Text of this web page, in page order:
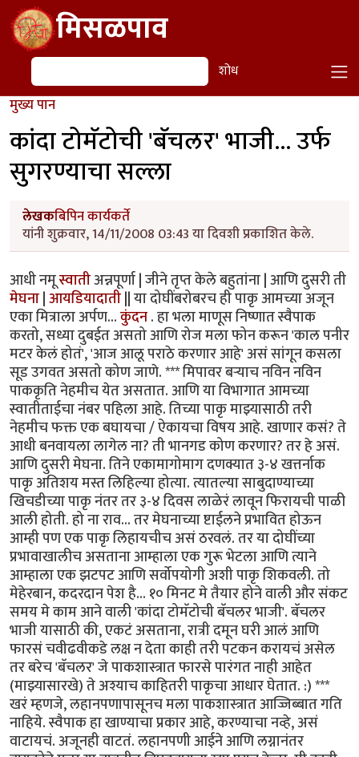
Skip to main contentमिसळपाव
शोध शोध
मुख्य पान
कांदा टोमॅटोची 'बॅचलर' भाजी... उर्फ
सुगरण्याचा सल्ला
लेखकबिपिन कार्यकर्ते
यांनी शुक्रवार, 14/11/2008 03:43 या दिवशी प्रकाशित केले.
आधी नमूस्वातीअन्नपूर्णा | जीने तृप्त केले बहुतांना | आणि दुसरी ती
मेघना|आयडियादाती|| या दोघींबरोबरच ही पाकृ आमच्या अजून
एका मित्राला अर्पण...कुंदन. हा भला माणूस निष्णात स्वैपाक
करतो, सध्या दुबईत असतो आणि रोज मला फोन करून 'काल पनीर
मटर केलं होतं', 'आज आलू पराठे करणार आहे' असं सांगून कसला
सूड उगवत असतो कोण जाणे. *** मिपावर बर्‍याच नविन नविन
पाककृति नेहमीच येत असतात. आणि या विभागात आमच्या
स्वातीताईचा नंबर पहिला आहे. तिच्या पाकृ माझ्यासाठी तरी
नेहमीच फक्त एक बघायचा / ऐकायचा विषय आहे. खाणार कसं? ते
आधी बनवायला लागेल ना? ती भानगड कोण करणार? तर हे असं.
आणि दुसरी मेघना. तिने एकामागोमाग दणक्यात ३-४ खत्तर्नाक
पाकृ अतिशय मस्त लिहिल्या होत्या. त्यातल्या साबुदाण्याच्या
खिचडीच्या पाकृ नंतर तर ३-४ दिवस लाळेरं लावून फिरायची पाळी
आली होती. हो ना राव... तर मेघनाच्या ष्टाईलने प्रभावित होऊन
आम्ही पण एक पाकृ लिहायचीच असं ठरवलं. तर या दोघींच्या
प्रभावाखालीच असताना आम्हाला एक गुरू भेटला आणि त्याने
आम्हाला एक झटपट आणि सर्वोपयोगी अशी पाकृ शिकवली. तो
मेहेरबान, कदरदान पेश है... १० मिनट मे तैयार होने वाली और संकट
समय मे काम आने वाली 'कांदा टोमॅटोची बॅचलर भाजी'. बॅचलर
भाजी यासाठी की, एकटं असताना, रात्री दमून घरी आलं आणि
फारसं चवीढवीकडे लक्ष न देता काही तरी पटकन करायचं असेल
तर बरेच 'बॅचलर' जे पाकशास्त्रात फारसे पारंगत नाही आहेत
(माझ्यासारखे) ते अश्याच काहितरी पाकृचा आधार घेतात. :) ***
खरं म्हणजे, लहानपणापासूनच मला पाकशास्त्रात आज्जिब्बात गति
नाहिये. स्वैपाक हा खाण्याचा प्रकार आहे, करण्याचा नव्हे, असं
वाटायचं. अजूनही वाटतं. लहानपणी आईने आणि लग्नानंतर